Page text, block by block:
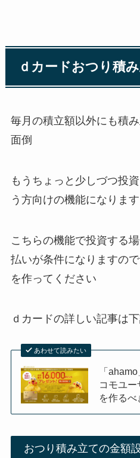
ｄカードおつり積
毎月の積立額以外にも積
面倒
もうちょっと少しづつ投
う方向けの機能になります
こちらの機能で投資する
払いが条件になりますの
を作ってください
ｄカードの詳しい記事は
あわせて読みたい
「
コモユ
を作るべ
おつり積み立ての金額